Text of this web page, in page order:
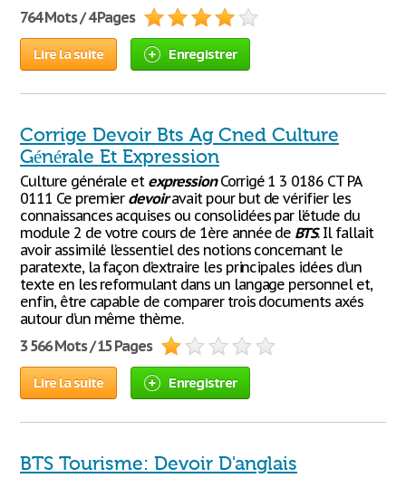
764 Mots / 4 Pages
Lire la suite Enregistrer
Corrige Devoir Bts Ag Cned Culture
Générale Et Expression
Culture générale et expressionCorrigé 1 3 0186 CT PA
0111 Ce premier devoiravait pour but de vérifier les
connaissances acquises ou consolidées par l’étude du
module 2 de votre cours de 1ère année de BTS. Il fallait
avoir assimilé l’essentiel des notions concernant le
paratexte, la façon d’extraire les principales idées d’un
texte en les reformulant dans un langage personnel et,
enfin, être capable de comparer trois documents axés
autour d’un même thème.
3 566 Mots / 15 Pages
Lire la suite Enregistrer
BTS Tourisme: Devoir D'anglais